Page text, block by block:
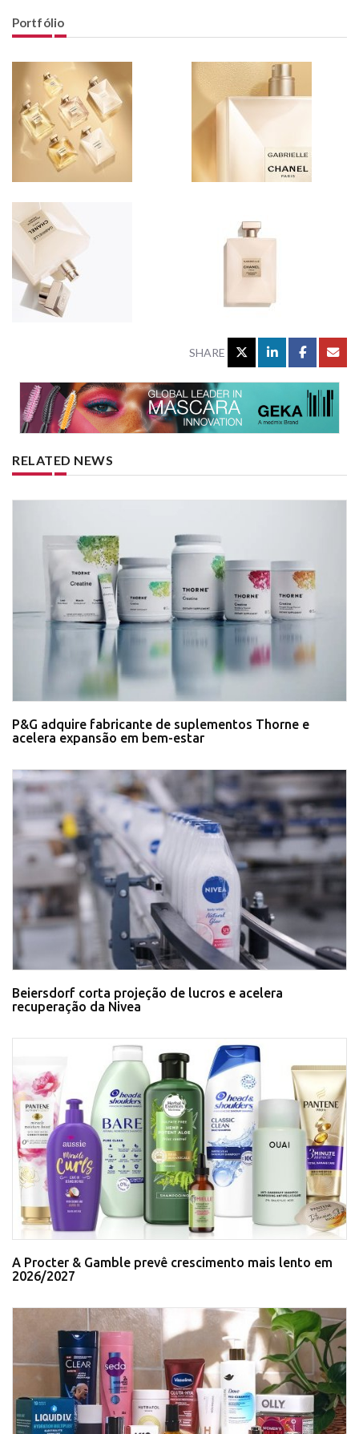
Portfólio
SHARE
RELATED NEWS
P&G adquire fabricante de suplementos Thorne e
acelera expansão em bem-estar
Beiersdorf corta projeção de lucros e acelera
recuperação da Nivea
A Procter & Gamble prevê crescimento mais lento em
2026/2027